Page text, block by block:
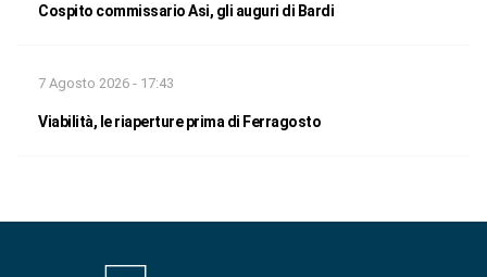
Cospito commissario Asi, gli auguri di Bardi
7 Agosto 2026 - 17:43
Viabilità, le riaperture prima di Ferragosto